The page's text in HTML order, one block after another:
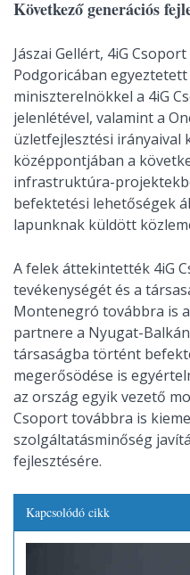
Következő generációs
Jászai Gellért, 4iG
Podgoricában
miniszterelnökkel a 4iG
jelenlétével, valamint a
üzletfejlesztési irányaival
középpontjában a
infrastruktúra-
befektetési lehetőségek
lapunknak küldött
A felek áttekintették 4iG
tevékenységét és a
Montenegró továbbra is
partnere a Nyugat-
társaságba történt
megerősödése is
az ország egyik vezető
Csoport továbbra is
szolgáltatásminőség
fejlesztésére.
Kapcsolódó cikk